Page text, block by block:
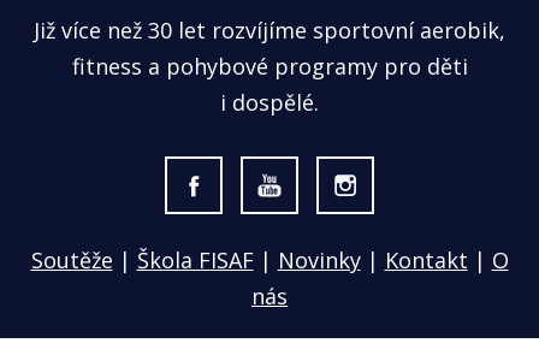
Již více než 30 let rozvíjíme sportovní aerobik,
fitness a pohybové programy pro děti
i dospělé.
Soutěže | Škola FISAF| Novinky| Kontakt | O
nás